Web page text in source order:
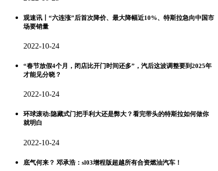
观速讯丨“六连涨”后首次降价、最大降幅近10%、特斯拉急向中国市
场要销量
2022-10-24
“春节放假4个月，闭店比开门时间还多”，汽后这波调整要到2025年
才能见分晓？
2022-10-24
环球滚动:隐藏式门把手利大还是弊大？看完带头的特斯拉如何做你
就明白
2022-10-24
底气何来？ 邓承浩：sl03增程版超越所有合资燃油汽车！